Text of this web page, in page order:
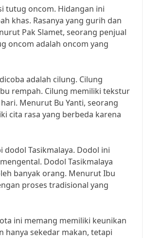
tutug oncom. Hidangan ini
khas. Rasanya yang gurih dan
Pak Slamet, seorang penjual
oncom adalah oncom yang
adalah cilung. Cilung
rempah. Cilung memiliki tekstur
Menurut Bu Yanti, seorang
cita rasa yang berbeda karena
Tasikmalaya. Dodol ini
Dodol Tasikmalaya
banyak orang. Menurut Ibu
proses tradisional yang
ini memang memiliki keunikan
hanya sekedar makan, tetapi